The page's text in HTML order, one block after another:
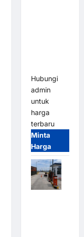
Hubungi
admin
untuk
harga
terbaru
Minta
Harga